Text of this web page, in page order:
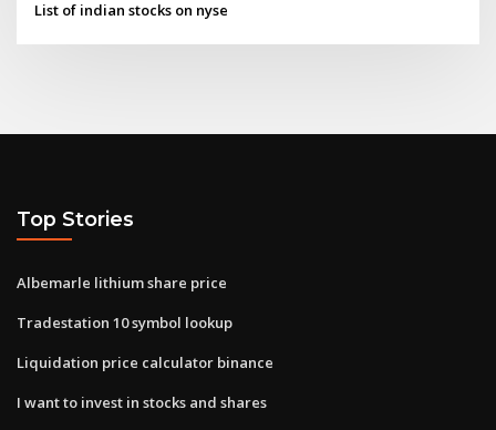
List of indian stocks on nyse
Top Stories
Albemarle lithium share price
Tradestation 10 symbol lookup
Liquidation price calculator binance
I want to invest in stocks and shares